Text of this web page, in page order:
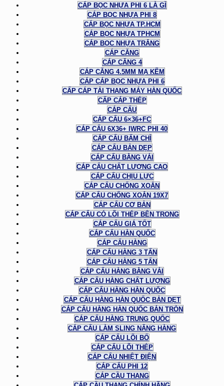
CÁP BỌC NHỰA PHI 6 LÀ GÌ
CÁP BỌC NHỰA PHI 8
CÁP BỌC NHỰA TP.HCM
CÁP BỌC NHỰA TPHCM
CÁP BỌC NHỰA TRẮNG
CÁP CĂNG
CÁP CĂNG 4
CÁP CĂNG 4.5MM MẠ KẼM
CÁP CÁP BỌC NHỰA PHI 6
CẤP CÁP TẢI THANG MÁY HÀN QUỐC
CẤP CÁP THÉP
CÁP CẨU
CÁP CẨU 6×36+FC
CÁP CẨU 6X36+ IWRC PHI 40
CÁP CẨU BẤM CHÌ
CÁP CẨU BẢN DẸP
CÁP CẨU BẰNG VẢI
CÁP CẨU CHẤT LƯỢNG CAO
CÁP CẨU CHỊU LỰC
CÁP CẨU CHỐNG XOẮN
CÁP CẨU CHỐNG XOẮN 19X7
CÁP CẨU CƠ BẢN
CÁP CẨU CÓ LÕI THÉP BÊN TRONG
CÁP CẨU GIÁ TỐT
CÁP CẨU HÀN QUỐC
CÁP CẨU HÀNG
CÁP CẨU HÀNG 3 TẤN
CÁP CẨU HÀNG 5 TẤN
CÁP CẨU HÀNG BẰNG VẢI
CÁP CẨU HÀNG CHẤT LƯỢNG
CÁP CẨU HÀNG HÀN QUỐC
CÁP CẨU HÀNG HÀN QUỐC BẢN DẸT
CÁP CẨU HÀNG HÀN QUỐC BẢN TRÒN
CÁP CẨU HÀNG TRUNG QUỐC
CÁP CẨU LÀM SLING NÂNG HÀNG
CÁP CẨU LÕI BỐ
CÁP CẨU LÕI THÉP
CÁP CẨU NHIỆT ĐIỆN
CÁP CẨU PHI 12
CÁP CẦU THANG